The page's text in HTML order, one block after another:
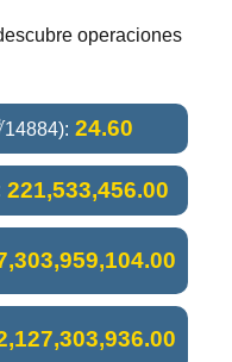
operaciones
24.60
221,533,456.00